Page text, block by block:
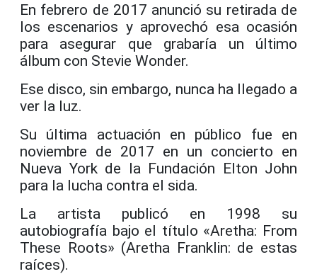
En febrero de 2017 anunció su retirada de
los escenarios y aprovechó esa ocasión
para asegurar que grabaría un último
álbum con Stevie Wonder.
Ese disco, sin embargo, nunca ha llegado a
ver la luz.
Su última actuación en público fue en
noviembre de 2017 en un concierto en
Nueva York de la Fundación Elton John
para la lucha contra el sida.
La artista publicó en 1998 su
autobiografía bajo el título «Aretha: From
These Roots» (Aretha Franklin: de estas
raíces).